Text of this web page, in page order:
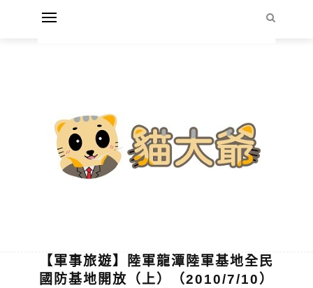
【軍事旅遊】陸軍龍潭陸軍基地全民
國防基地開放（上）（2010/7/10）